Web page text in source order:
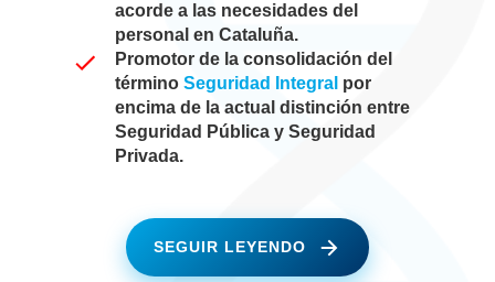
acorde a las necesidades del
personal en Cataluña.
Promotor de la consolidación del
término Seguridad Integral por
encima de la actual distinción entre
Seguridad Pública y Seguridad
Privada.
SEGUIR LEYENDO